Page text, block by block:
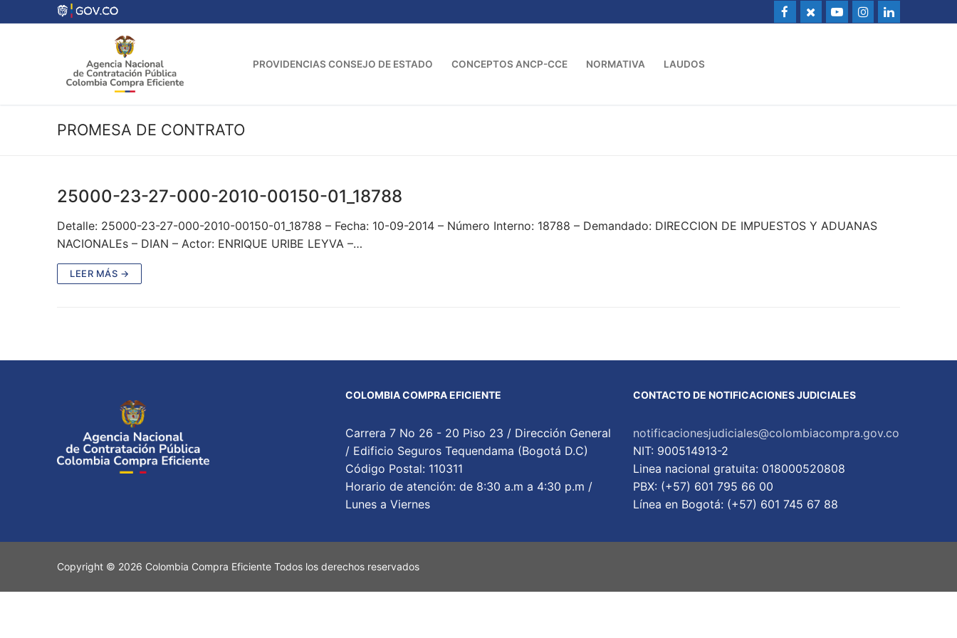
al
PROVIDENCIAS CONSEJO DE ESTADO CONCEPTOS ANCP-CCE NORMATIVA LAUDOS
PROMESA DE CONTRATO
25000-23-27-000-2010-00150-01_18788
Detalle: 25000-23-27-000-2010-00150-01_18788 – Fecha: 10-09-2014 – Número Interno: 18788 – Demandado: DIRECCION DE IMPUESTOS Y ADUANAS
NACIONALEs – DIAN – Actor: ENRIQUE URIBE LEYVA –…
LEER MÁS →
COLOMBIA COMPRA EFICIENTE
Carrera 7 No 26 - 20 Piso 23 / Dirección General
/ Edificio Seguros Tequendama (Bogotá D.C)
Código Postal: 110311
Horario de atención: de 8:30 a.m a 4:30 p.m /
Lunes a Viernes
CONTACTO DE NOTIFICACIONES JUDICIALES
notificacionesjudiciales@colombiacompra.gov.co
NIT: 900514913-2
Linea nacional gratuita: 018000520808
PBX: (+57) 601 795 66 00
Lí­nea en Bogotá: (+57) 601 745 67 88
Copyright © 2026 Colombia Compra Eficiente Todos los derechos reservados